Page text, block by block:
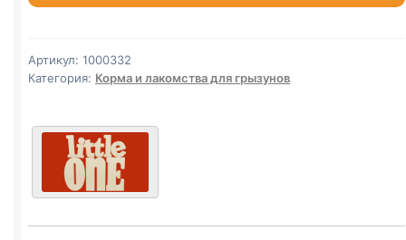
лак.
(НАСЕКОМЫЕ)
75г
Артикул: 1000332
Категория: Корма и лакомства для грызунов